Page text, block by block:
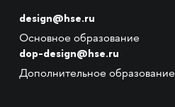
design@hse.ru
Основное образование
dop-design@hse.ru
Дополнительное образование